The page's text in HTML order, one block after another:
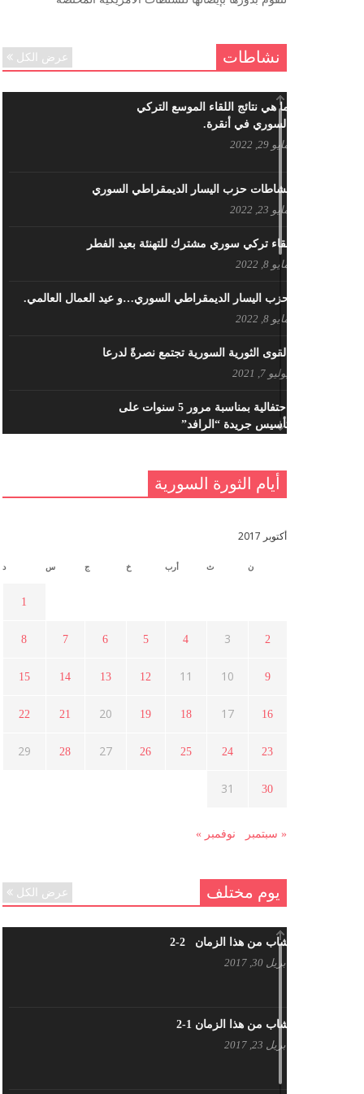
ننساك – خالد الحموري
نشاطات عرض الكل
ما هي نتائج اللقاء الموسع التركي
السوري في أنقرة.
مايو 29, 2022
نشاطات حزب اليسار الديمقراطي السوري
مايو 23, 2022
لقاء تركي سوري مشترك للتهنئة بعيد الفطر
مايو 8, 2022
حزب اليسار الديمقراطي السوري…و عيد العمال العالمي.
مايو 8, 2022
القوى الثورية السورية تجتمع نصرةً لدرعا
يوليو 7, 2021
احتفالية بمناسبة مرور 5 سنوات على
تأسيس جريدة “الرافد”
القدس والربيع العربي في ندوة لحزب
مايو 15, 2021
أسبوع ثقافي في ذكرى الاستقلال
الثورة السورية ؟
في الثورة السورية ؟
أيام الثورة السورية
أكتوبر 2017
ن ث أرب خ ج س د
1
2
3
4
5
6
7
8
9
10
11
12
13
14
15
16
17
18
19
20
21
22
23
24
25
26
27
28
29
30
31
« سبتمبر نوفمبر »
يوم مختلف عرض الكل
شاب من هذا الزمان 2-2
أبريل 30, 2017
شاب من هذا الزمان 1-2
أبريل 23, 2017